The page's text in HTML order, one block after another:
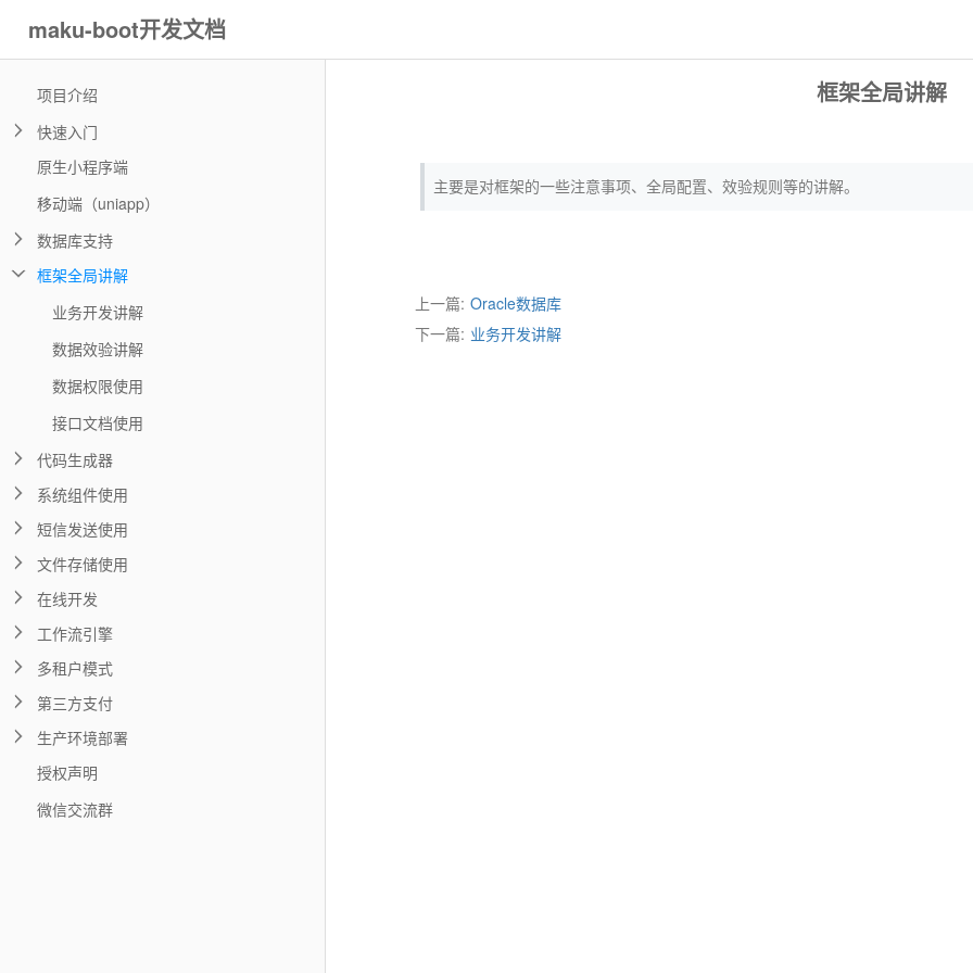
maku-boot开发文档
框架全局讲解
主要是对框架的一些注意事项、全局配置、效验规则等的讲解。
上一篇: Oracle数据库
下一篇: 业务开发讲解
项目介绍
快速入门
原生小程序端
移动端（uniapp）
数据库支持
框架全局讲解
业务开发讲解
数据效验讲解
数据权限使用
接口文档使用
代码生成器
系统组件使用
短信发送使用
文件存储使用
在线开发
工作流引擎
多租户模式
第三方支付
生产环境部署
授权声明
微信交流群